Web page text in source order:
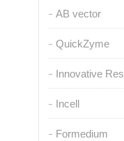
AB vector
QuickZyme
Innovative
Incell
Formedium